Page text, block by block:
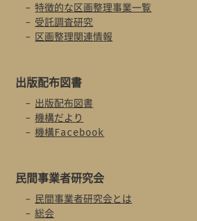
特徴的な区画整理事業一覧
受託調査研究
区画整理関連情報
出版配布図書
出版配布図書
機構だより
機構Facebook
民間事業者研究会
民間事業者研究会とは
総会